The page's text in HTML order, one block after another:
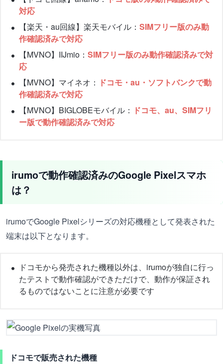
対応
【楽天・au回線】楽天モバイル： SIMフリー版のみ動
作確認済みで対応
【MVNO】IIJmio： SIMフリー版のみ動作確認済みで対
応
【MVNO】マイネオ： ドコモ・au・ソフトバンクで動
作確認済みで対応
【MVNO】BIGLOBEモバイル： ドコモ、au、SIMフリ
ー版で動作確認済みで対応
irumoで動作確認済みのGoogle Pixelスマホ
は？
irumoでGoogle Pixelシリーズの対応機種として発表された
端末は以下となります。
ドコモから発売された機種以外は、irumoが独自に行っ
たテストで動作確認ができただけで、動作が保証され
るものではないことに注意が必要です
ドコモで販売された機種